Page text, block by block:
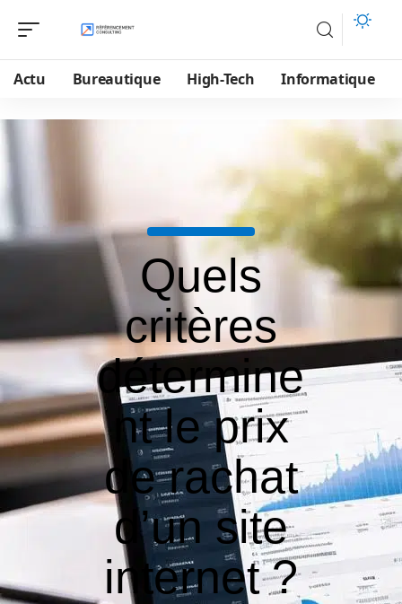
Actu Bureautique High-Tech Informatique
Quels
critères
détermine
nt le prix
de rachat
d’un site
internet ?